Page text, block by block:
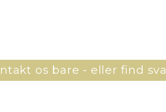
os bare - eller find